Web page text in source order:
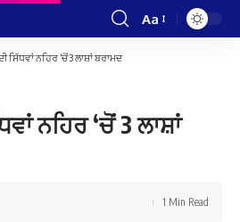
Font
Aa
ਸਿੱਧਵਾਂ ਨਹਿਰ ‘ਚੋਂ 3 ਲਾਸ਼ਾਂ ਬਰਾਮਦ
ਨਹਿਰ ‘ਚੋਂ 3 ਲਾਸ਼ਾਂ
1 Min Read